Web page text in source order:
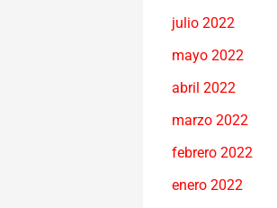
julio 2022
mayo 2022
abril 2022
marzo 2022
febrero 2022
enero 2022